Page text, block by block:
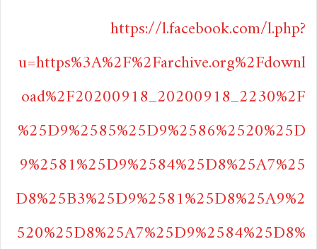
س
و
ك
د
إ
ن
u
b
l
r
ت
ي
ر
ي
س
ت
d
d
i
t
س
ا
ب
https://l.facebook.com/l.php?
u=https%3A%2F%2Farchive.org%2Fdownl
oad%2F20200918_20200918_2230%2F
%25D9%2585%25D9%2586%2520%25D
9%2581%25D9%2584%25D8%25A7%25
D8%25B3%25D9%2581%25D8%25A9%2
520%25D8%25A7%25D9%2584%25D8%